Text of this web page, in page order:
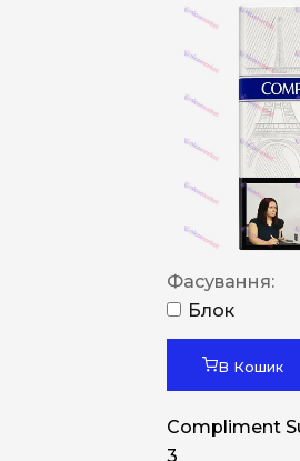
Фасування:
Блок
В Кошик
Compliment
3